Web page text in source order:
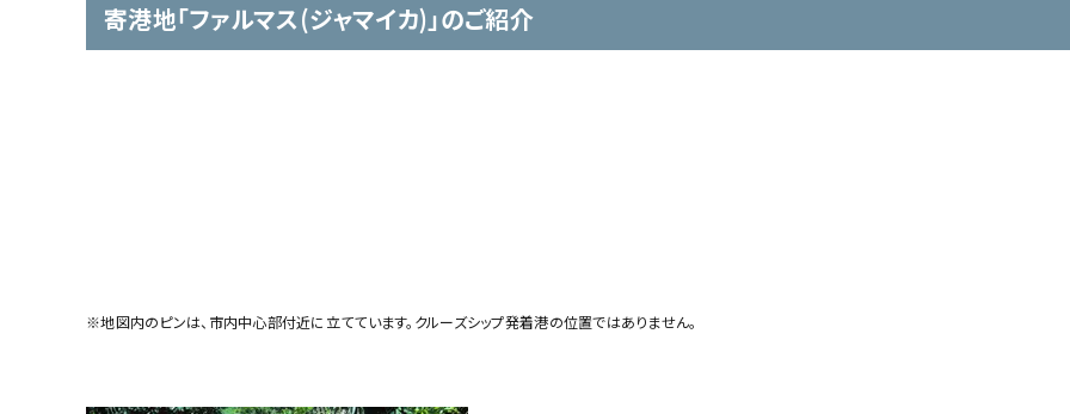
寄港地「ファルマス(ジャマイカ)」のご紹介
※地図内のピンは、市内中心部付近に立てています。クルーズシップ発着港の位置ではありません。